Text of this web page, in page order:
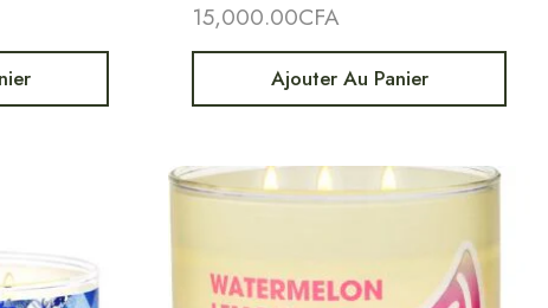
15,000.00CFA
Ajouter Au Panier